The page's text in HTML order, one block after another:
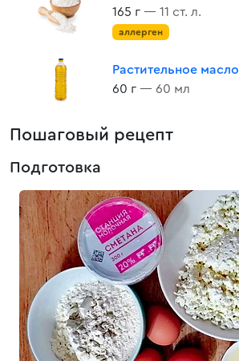
165 г — 11 ст. л.
аллерген
Растительное масло
60 г — 60 мл
Пошаговый рецепт
Подготовка